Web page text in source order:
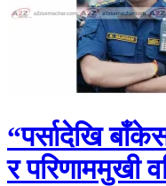
“पर्सादेखि
र परिणाममुखी